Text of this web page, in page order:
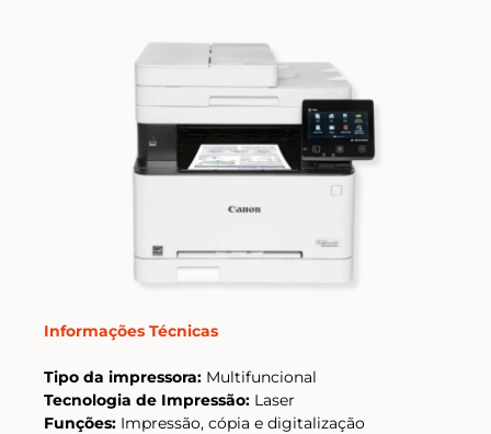
Informações Técnicas
Tipo da impressora: Multifuncional
Tecnologia de Impressão: Laser
Funções: Impressão, cópia e digitalização